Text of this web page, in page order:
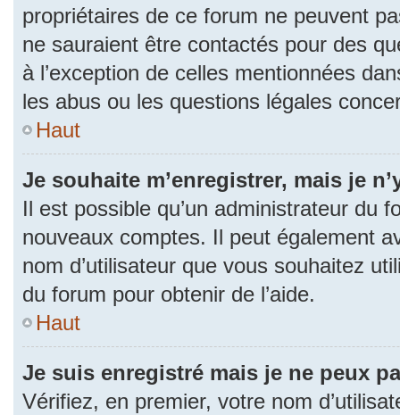
propriétaires de ce forum ne peuvent
ne sauraient être contactés pour des
à l’exception de celles mentionnées
les abus ou les questions légales
Haut
Je souhaite m’enregistrer, mais je
Il est possible qu’un administrateur du
nouveaux comptes. Il peut également
nom d’utilisateur que vous souhaitez
du forum pour obtenir de l’aide.
Haut
Je suis enregistré mais je ne peux
Vérifiez, en premier, votre nom